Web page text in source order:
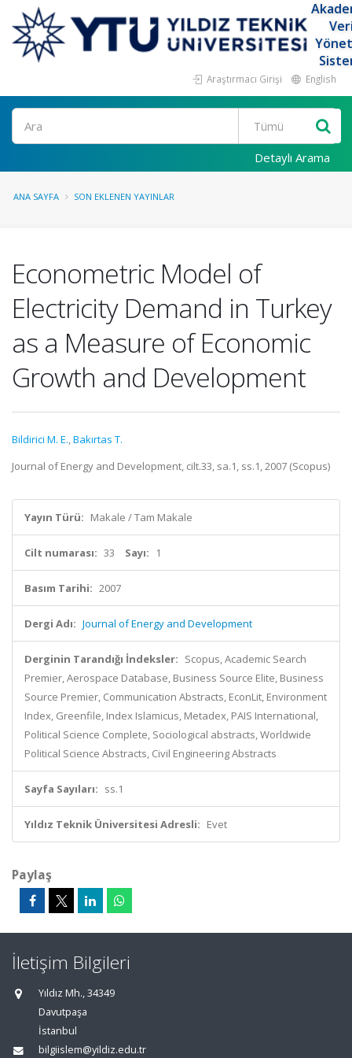
Araştırmacı Girişi English
Ara
Detaylı Arama
ANA SAYFA SON EKLENEN YAYINLAR
Econometric Model of
Electricity Demand in Turkey
as a Measure of Economic
Growth and Development
Bildirici M. E.,Bakırtas T.
Journal of Energy and Development, cilt.33, sa.1, ss.1, 2007 (Scopus)
Yayın Türü: Makale / Tam Makale
Cilt numarası: 33 Sayı: 1
Basım Tarihi: 2007
Dergi Adı: Journal of Energy and Development
Derginin Tarandığı İndeksler: Scopus, Academic Search
Premier, Aerospace Database, Business Source Elite, Business
Source Premier, Communication Abstracts, EconLit, Environment
Index, Greenfile, Index Islamicus, Metadex, PAIS International,
Political Science Complete, Sociological abstracts, Worldwide
Political Science Abstracts, Civil Engineering Abstracts
Sayfa Sayıları: ss.1
Yıldız Teknik Üniversitesi Adresli: Evet
Paylaş
İletişim Bilgileri
Yıldız Mh., 34349
Davutpaşa
İstanbul
bilgiislem@yildiz.edu.tr